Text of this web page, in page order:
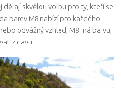
dělají skvělou volbu pro ty, kteří se
barev M8 nabízí pro každého
odvážný vzhled, M8 má barvu,
z davu.